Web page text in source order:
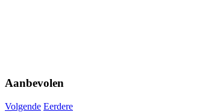
Aanbevolen
Volgende Eerdere